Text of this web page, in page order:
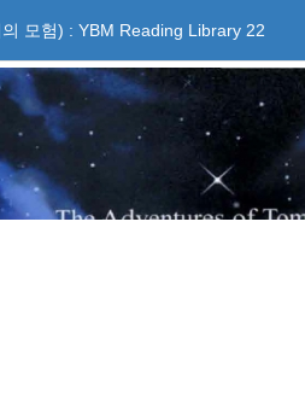
모험) : YBM Reading Library 22